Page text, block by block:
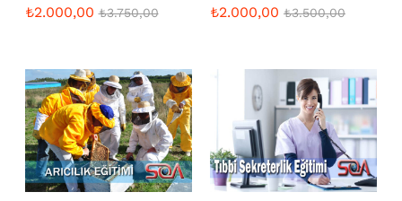
₺2.000,00 ₺3.750,00 ₺2.000,00 ₺3.500,00